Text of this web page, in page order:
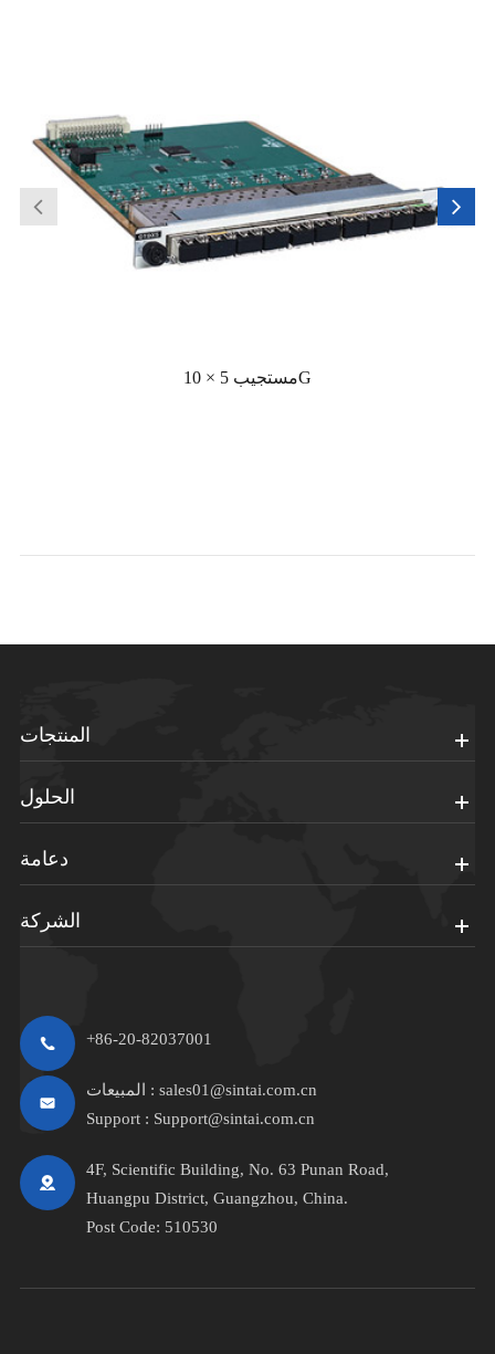
مستجيب 5 × 10G
المنتجات
الحلول
دعامة
الشركة
+86-20-82037001
المبيعات : sales01@sintai.com.cn
Support : Support@sintai.com.cn
4F, Scientific Building, No. 63 Punan Road,
Huangpu District, Guangzhou, China.
Post Code: 510530